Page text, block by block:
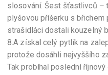
slosování. Šest šťastlivců –
plyšovou příšerku s břichem
strašidláci dostali kouzelný
8.A získal celý pytlík na
protože dosáhli nejvyššího
Tak probíhal poslední říjnový